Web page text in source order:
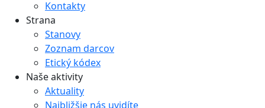
Kontakty
Strana
Stanovy
Zoznam darcov
Etický kódex
Naše aktivity
Aktuality
Najbližšie nás uvidíte